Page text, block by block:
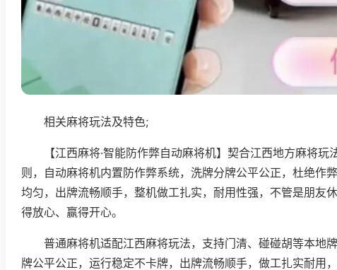
相关麻将玩法及特色;
【江西麻将·智能防作弊自动麻将机】契合江西地方麻将
则，自动麻将机内置防作弊系统，洗牌分牌公平公正，杜绝作
均匀，出牌流畅顺手，整机做工扎实，耐用性强，不管是朋友
得放心、赢得开心。
普通麻将机适配江西麻将玩法，支持门清、碰碰胡等本地
牌公平公正，运行稳定不卡牌，出牌流畅顺手，做工扎实耐用